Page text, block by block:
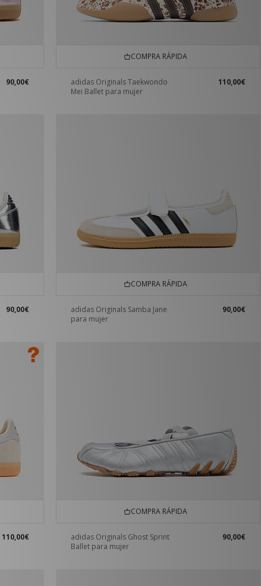
90,00€
COMPRA RÁPIDA
adidas Originals Taekwondo
Mei Ballet para mujer
110,00€
90,00€
COMPRA RÁPIDA
adidas Originals Samba Jane
para mujer
90,00€
110,00€
COMPRA RÁPIDA
adidas Originals Ghost Sprint
Ballet para mujer
90,00€